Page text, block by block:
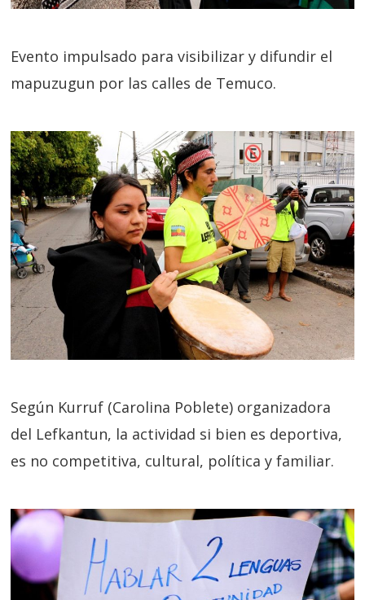
Evento impulsado para visibilizar y difundir el
mapuzugun por las calles de Temuco.
Según Kurruf (Carolina Poblete) organizadora
del Lefkantun, la actividad si bien es deportiva,
es no competitiva, cultural, política y familiar.